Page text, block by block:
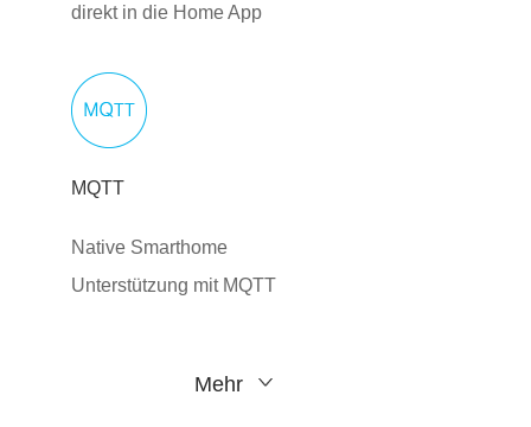
direkt in die Home App
MQTT
Native Smarthome
Unterstützung mit MQTT
Mehr